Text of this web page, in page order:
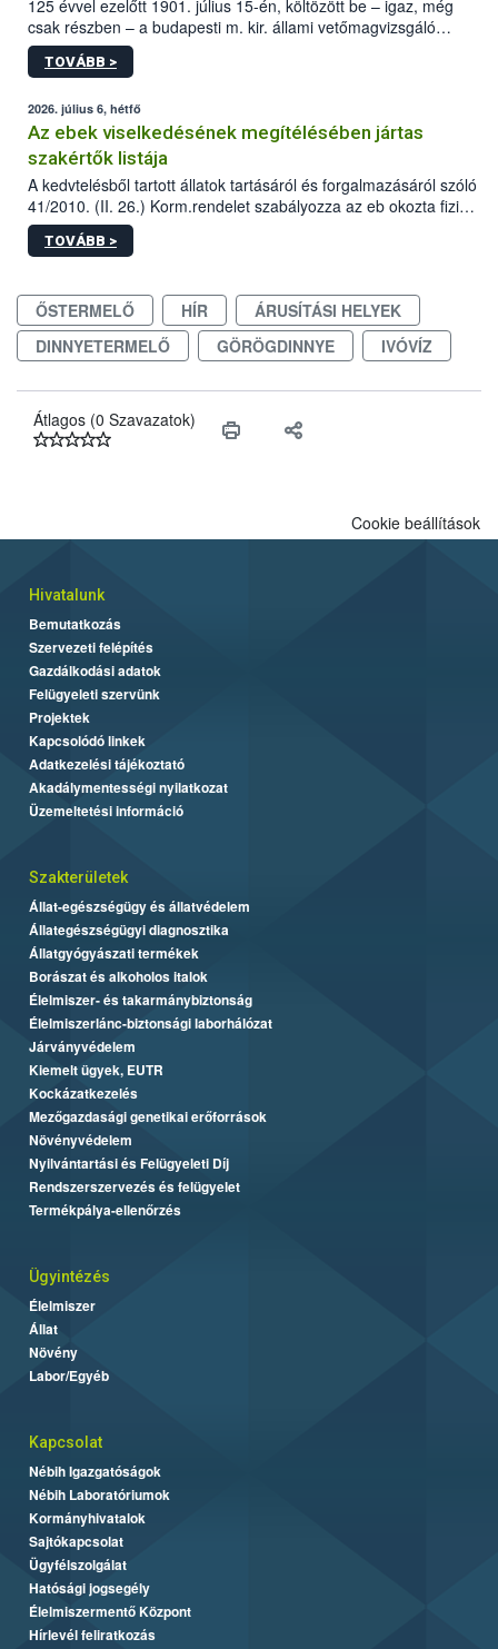
125 évvel ezelőtt 1901. július 15-én, költözött be – igaz, még
csak részben – a budapesti m. kir. állami vetőmagvizsgáló
állomás a Kis Rókus utca 15. szám alatti, Czigler Győző által
tervezett új épületébe.
TOVÁBB >
2026. július 6, hétfő
Az ebek viselkedésének megítélésében jártas
szakértők listája
A kedvtelésből tartott állatok tartásáról és forgalmazásáról szóló
41/2010. (II. 26.) Korm.rendelet szabályozza az eb okozta fizikai
sérülés, illetve ennek veszélye keletkezésekor felmerülő
hatósági feladatokat, valamint a veszélyes eb tartását és annak
vonni az ebek viselkedésének megítélésében jártas szakértőt.
TOVÁBB >
ŐSTERMELŐ HÍR
ÁRUSÍTÁSI HELYEK
DINNYETERMELŐ
GÖRÖGDINNYE IVÓVÍZ
Átlagos (0 Szavazatok)
Cookie beállítások
Hivatalunk
Bemutatkozás
Szervezeti felépítés
Gazdálkodási adatok
Felügyeleti szervünk
Projektek
Kapcsolódó linkek
Adatkezelési tájékoztató
Akadálymentességi nyilatkozat
Üzemeltetési információ
Szakterületek
Állat-egészségügy és állatvédelem
Állategészségügyi diagnosztika
Állatgyógyászati termékek
Borászat és alkoholos italok
Élelmiszer- és takarmánybiztonság
Élelmiszerlánc-biztonsági laborhálózat
Járványvédelem
Kiemelt ügyek, EUTR
Kockázatkezelés
Mezőgazdasági genetikai erőforrások
Növényvédelem
Nyilvántartási és Felügyeleti Díj
Rendszerszervezés és felügyelet
Termékpálya-ellenőrzés
Ügyintézés
Élelmiszer
Állat
Növény
Labor/Egyéb
Kapcsolat
Nébih Igazgatóságok
Nébih Laboratóriumok
Kormányhivatalok
Sajtókapcsolat
Ügyfélszolgálat
Hatósági jogsegély
Élelmiszermentő Központ
Hírlevél feliratkozás